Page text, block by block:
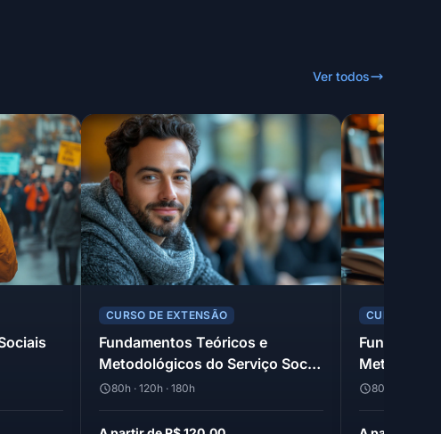
Ver todos
CURSO DE EXTENSÃO
Fundamentos Teóricos e
Metodológicos do Serviço Social
II 80h · 120h · 180h
CURSO DE
I
80h · 120h ·